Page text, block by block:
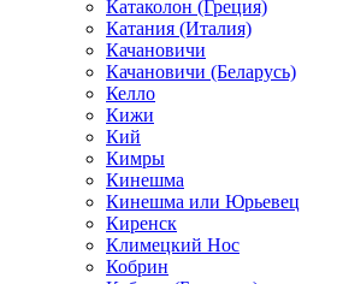
Катаколон (Греция)
Катания (Италия)
Качановичи
Качановичи (Беларусь)
Келло
Кижи
Кий
Кимры
Кинешма
Кинешма или Юрьевец
Киренск
Климецкий Нос
Кобрин